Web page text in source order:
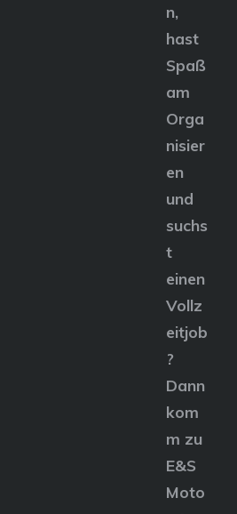
n,
hast
Spaß
am
Orga
nisier
en
und
suchs
t
einen
Vollz
eitjob
?
Dann
kom
m zu
E&S
Moto